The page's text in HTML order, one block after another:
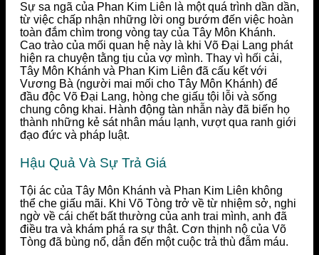
Sự sa ngã của Phan Kim Liên là một quá trình dần dần,
từ việc chấp nhận những lời ong bướm đến việc hoàn
toàn đắm chìm trong vòng tay của Tây Môn Khánh.
Cao trào của mối quan hệ này là khi Võ Đại Lang phát
hiện ra chuyện tằng tịu của vợ mình. Thay vì hối cải,
Tây Môn Khánh và Phan Kim Liên đã cấu kết với
Vương Bà (người mai mối cho Tây Môn Khánh) để
đầu độc Võ Đại Lang, hòng che giấu tội lỗi và sống
chung công khai. Hành động tàn nhẫn này đã biến họ
thành những kẻ sát nhân máu lạnh, vượt qua ranh giới
đạo đức và pháp luật.
Hậu Quả Và Sự Trả Giá
Tội ác của Tây Môn Khánh và Phan Kim Liên không
thể che giấu mãi. Khi Võ Tòng trở về từ nhiệm sở, nghi
ngờ về cái chết bất thường của anh trai mình, anh đã
điều tra và khám phá ra sự thật. Cơn thịnh nộ của Võ
Tòng đã bùng nổ, dẫn đến một cuộc trả thù đẫm máu.